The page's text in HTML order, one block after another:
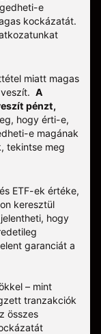
e
kockázatát.
miatt magas
A
pénzt,
hogy érti-e,
e magának
tekintse meg
ETF-ek értéke,
keresztül
hogy
garanciát a
– mint
tranzakciók
összes